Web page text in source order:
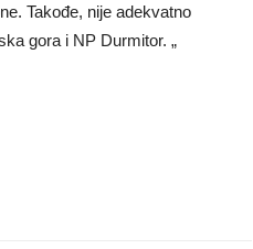
Takođe, nije adekvatno
gora i NP Durmitor. „